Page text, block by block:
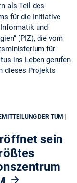
als Teil des
für die Initiative
und
(PIZ), die vom
für
ins Leben gerufen
dieses Projekts
DER TUM |
sein